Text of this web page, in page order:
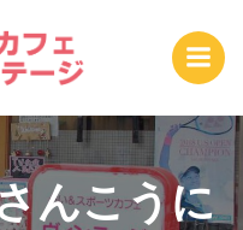
んこうに